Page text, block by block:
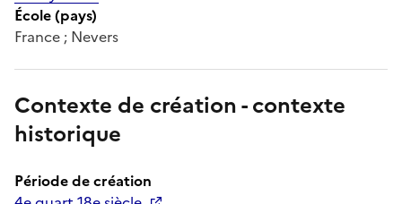
École (pays)
France ; Nevers
Contexte de création - contexte
historique
Période de création